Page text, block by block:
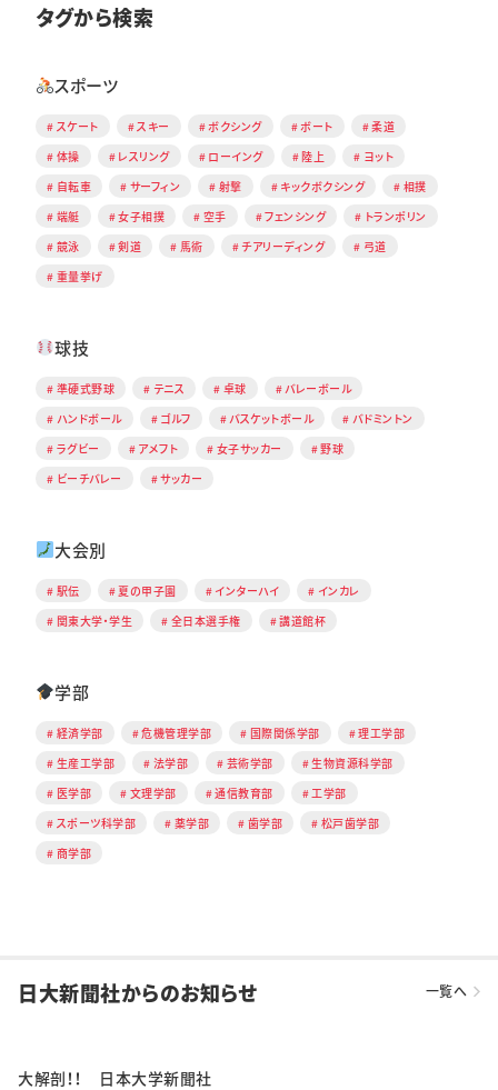
タグから検索
スポーツ
スケート スキー ボクシング ボート
柔道
体操
レスリング ローイング 陸上
ヨット
自転車
サーフィン 射撃 キックボクシング
相撲
端艇
女子相撲 空手 フェンシング
トランポリン
競泳
剣道 馬術 チアリーディング
弓道
重量挙げ
球技
準硬式野球 テニス 卓球
バレーボール
ハンドボール
ゴルフ バスケットボール
バドミントン
ラグビー
アメフト 女子サッカー
野球
ビーチバレー
サッカー
大会別
駅伝 夏の甲子園 インターハイ
インカレ
関東大学・学生
全日本選手権 講道館杯
学部
経済学部 危機管理学部 国際関係学部
理工学部
生産工学部
法学部 芸術学部
生物資源科学部
医学部
文理学部 通信教育部
工学部
スポーツ科学部
薬学部 歯学部
松戸歯学部
商学部
日大新聞社からのお知らせ 一覧へ
大解剖！！ 日本大学新聞社